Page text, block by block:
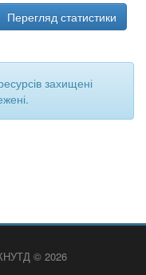
Перегляд статистики
захищені
КНУТД © 2026